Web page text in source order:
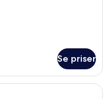
Se priser